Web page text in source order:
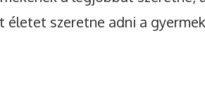
szeretne adni a